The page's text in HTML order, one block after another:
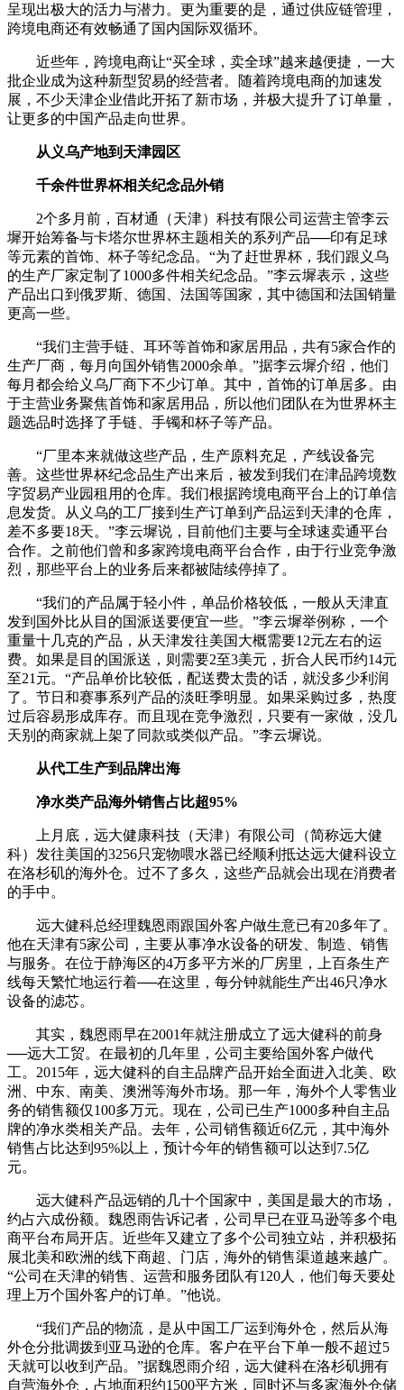
呈现出极大的活力与潜力。更为重要的是，通过供应链管理，
跨境电商还有效畅通了国内国际双循环。
近些年，跨境电商让“买全球，卖全球”越来越便捷，一大
批企业成为这种新型贸易的经营者。随着跨境电商的加速发
展，不少天津企业借此开拓了新市场，并极大提升了订单量，
让更多的中国产品走向世界。
从义乌产地到天津园区
千余件世界杯相关纪念品外销
2个多月前，百材通（天津）科技有限公司运营主管李云
墀开始筹备与卡塔尔世界杯主题相关的系列产品──印有足球
等元素的首饰、杯子等纪念品。“为了赶世界杯，我们跟义乌
的生产厂家定制了1000多件相关纪念品。”李云墀表示，这些
产品出口到俄罗斯、德国、法国等国家，其中德国和法国销量
更高一些。
“我们主营手链、耳环等首饰和家居用品，共有5家合作的
生产厂商，每月向国外销售2000余单。”据李云墀介绍，他们
每月都会给义乌厂商下不少订单。其中，首饰的订单居多。由
于主营业务聚焦首饰和家居用品，所以他们团队在为世界杯主
题选品时选择了手链、手镯和杯子等产品。
“厂里本来就做这些产品，生产原料充足，产线设备完
善。这些世界杯纪念品生产出来后，被发到我们在津品跨境数
字贸易产业园租用的仓库。我们根据跨境电商平台上的订单信
息发货。从义乌的工厂接到生产订单到产品运到天津的仓库，
差不多要18天。”李云墀说，目前他们主要与全球速卖通平台
合作。之前他们曾和多家跨境电商平台合作，由于行业竞争激
烈，那些平台上的业务后来都被陆续停掉了。
“我们的产品属于轻小件，单品价格较低，一般从天津直
发到国外比从目的国派送要便宜一些。”李云墀举例称，一个
重量十几克的产品，从天津发往美国大概需要12元左右的运
费。如果是目的国派送，则需要2至3美元，折合人民币约14元
至21元。“产品单价比较低，配送费太贵的话，就没多少利润
了。节日和赛事系列产品的淡旺季明显。如果采购过多，热度
过后容易形成库存。而且现在竞争激烈，只要有一家做，没几
天别的商家就上架了同款或类似产品。”李云墀说。
从代工生产到品牌出海
净水类产品海外销售占比超95%
上月底，远大健康科技（天津）有限公司（简称远大健
科）发往美国的3256只宠物喂水器已经顺利抵达远大健科设立
在洛杉矶的海外仓。过不了多久，这些产品就会出现在消费者
的手中。
远大健科总经理魏恩雨跟国外客户做生意已有20多年了。
他在天津有5家公司，主要从事净水设备的研发、制造、销售
与服务。在位于静海区的4万多平方米的厂房里，上百条生产
线每天繁忙地运行着──在这里，每分钟就能生产出46只净水
设备的滤芯。
其实，魏恩雨早在2001年就注册成立了远大健科的前身
──远大工贸。在最初的几年里，公司主要给国外客户做代
工。2015年，远大健科的自主品牌产品开始全面进入北美、欧
洲、中东、南美、澳洲等海外市场。那一年，海外个人零售业
务的销售额仅100多万元。现在，公司已生产1000多种自主品
牌的净水类相关产品。去年，公司销售额近6亿元，其中海外
销售占比达到95%以上，预计今年的销售额可以达到7.5亿
元。
远大健科产品远销的几十个国家中，美国是最大的市场，
约占六成份额。魏恩雨告诉记者，公司早已在亚马逊等多个电
商平台布局开店。近些年又建立了多个公司独立站，并积极拓
展北美和欧洲的线下商超、门店，海外的销售渠道越来越广。
“公司在天津的销售、运营和服务团队有120人，他们每天要处
理上万个国外客户的订单。”他说。
“我们产品的物流，是从中国工厂运到海外仓，然后从海
外仓分批调拨到亚马逊的仓库。客户在平台下单一般不超过5
天就可以收到产品。”据魏恩雨介绍，远大健科在洛杉矶拥有
自营海外仓，占地面积约1500平方米，同时还与多家海外仓储